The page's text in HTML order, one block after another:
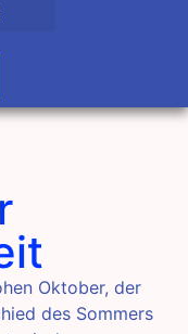
Oktober, der
des Sommers